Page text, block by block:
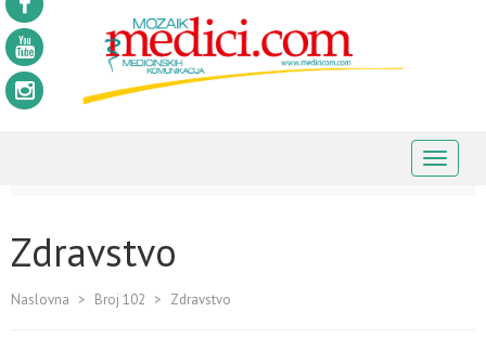
Zdravstvo
Naslovna > Broj 102 > Zdravstvo